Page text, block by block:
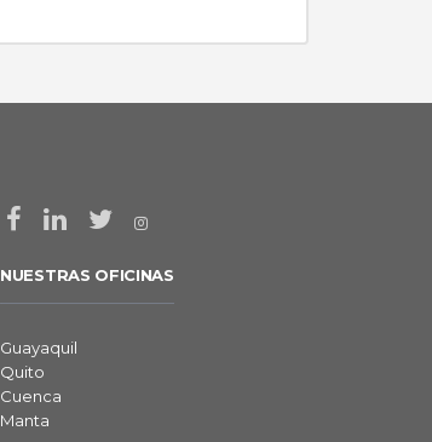
NUESTRAS OFICINAS
Guayaquil
Quito
Cuenca
Manta